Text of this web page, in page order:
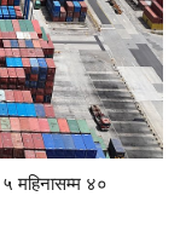
५ महिनासम्म ४०